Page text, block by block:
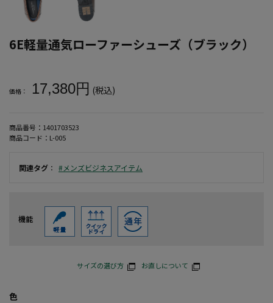
6E軽量通気ローファーシューズ（ブラック）
価格： 17,380円 (税込)
商品番号： 1401703523
商品コード： L-005
関連タグ ： #メンズビジネスアイテム
機能
サイズの選び方 お直しについて
色